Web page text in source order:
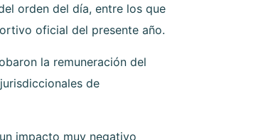
orden del día, entre los que
oficial del presente año.
la remuneración del
de
impacto muy negativo